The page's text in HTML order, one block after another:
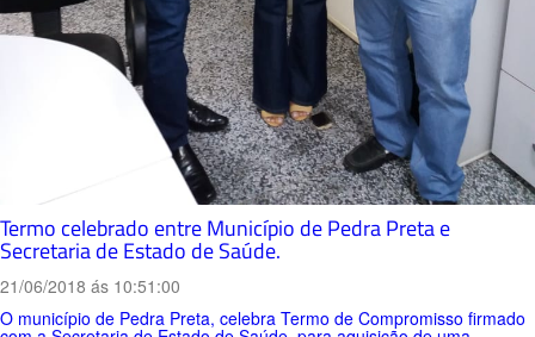
Termo celebrado entre Município de Pedra Preta e
Secretaria de Estado de Saúde.
21/06/2018 ás 10:51:00
O município de Pedra Preta, celebra Termo de Compromisso firmado